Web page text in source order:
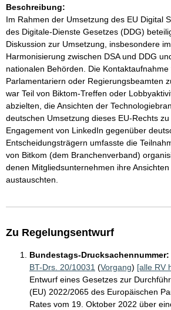
Beschreibung:
Im Rahmen der Umsetzung des EU Digital
des Digitale-Dienste Gesetzes (DDG)
Diskussion zur Umsetzung, insbesondere
Harmonisierung zwischen DSA und DDG
nationalen Behörden. Die
Parlamentariern oder Regierungsbeamten
war Teil von Biktom-Treffen oder
abzielten, die Ansichten der
deutschen Umsetzung dieses EU-Rechts
Engagement von LinkedIn gegenüber
Entscheidungsträgern umfasste die
von Bitkom (dem Branchenverband)
denen Mitgliedsunternehmen ihre
austauschten.
Zu Regelungsentwurf
Bundestags-Drucksachennummer:
BT-Drs. 20/10031 (Vorgang) [alle RV
Entwurf eines Gesetzes zur
(EU) 2022/2065 des Europäischen
Rates vom 19. Oktober 2022 über